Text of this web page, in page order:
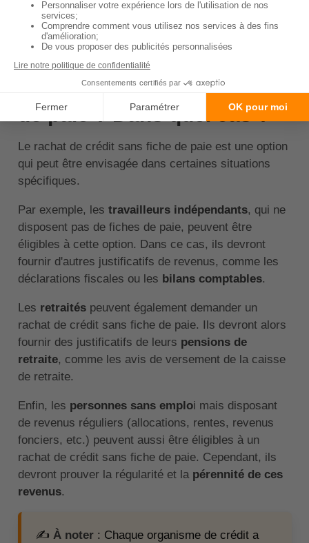
signer pour finaliser le rachat de crédit.
↑ Sommaire
Rachat de crédit sans fiche
de paie ? Dans quel cas ?
Le rachat de crédit sans fiche de paie est une option
qui peut être envisagée dans certaines situations
spécifiques.
Par exemple, les travailleurs indépendants, qui ne
disposent pas de fiches de paie, peuvent être
éligibles à cette option. Dans ce cas, ils devront
fournir d'autres justificatifs de revenus, comme les
déclarations fiscales ou les bilans comptables.
Les retraités peuvent également demander un
rachat de crédit sans fiche de paie. Ils devront alors
fournir des justificatifs de leurs pensions de
retraite, comme les avis de versement de la caisse
de retraite.
Enfin, les personnes sans emploi mais disposant
de revenus réguliers (allocations, rentes, revenus
fonciers, etc.) peuvent aussi être éligibles à un
rachat de crédit sans fiche de paie. Cependant, ils
devront prouver la régularité et la pérennité de ces
revenus.
✍️ À noter: Chaque organisme de crédit a